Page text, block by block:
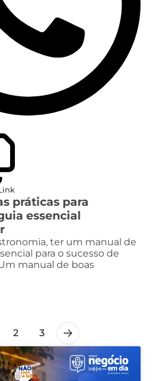
práticas para
essencial
ter um manual de
para o sucesso de
manual de boas
2 3